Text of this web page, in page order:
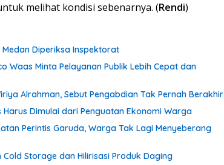
melihat kondisi sebenarnya. (Rendi)
Medan Diperiksa Inspektorat
Waas Minta Pelayanan Publik Lebih Cepat dan
Alrahman, Sebut Pengabdian Tak Pernah Berakhir
Dimulai dari Penguatan Ekonomi Warga
Perintis Garuda, Warga Tak Lagi Menyeberang
Cold Storage dan Hilirisasi Produk Daging